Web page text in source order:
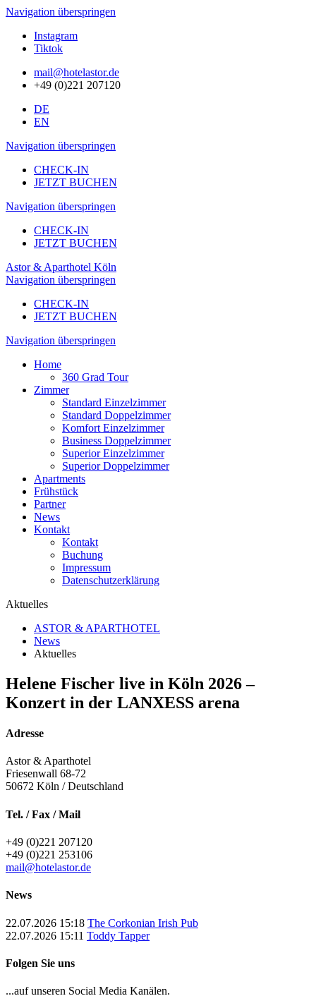
Navigation überspringen
Instagram
Tiktok
mail@hotelastor.de
+49 (0)221 207120
DE
EN
Navigation überspringen
CHECK-IN
JETZT BUCHEN
Navigation überspringen
CHECK-IN
JETZT BUCHEN
Astor & Aparthotel Köln
Navigation überspringen
CHECK-IN
JETZT BUCHEN
Navigation überspringen
Home
360 Grad Tour
Zimmer
Standard Einzelzimmer
Standard Doppelzimmer
Komfort Einzelzimmer
Business Doppelzimmer
Superior Einzelzimmer
Superior Doppelzimmer
Apartments
Frühstück
Partner
News
Kontakt
Kontakt
Buchung
Impressum
Datenschutzerklärung
Aktuelles
ASTOR & APARTHOTEL
News
Aktuelles
Helene Fischer live in Köln 2026 –
Konzert in der LANXESS arena
Adresse
Astor & Aparthotel
Friesenwall 68-72
50672 Köln / Deutschland
Tel. / Fax / Mail
+49 (0)221 207120
+49 (0)221 253106
mail@hotelastor.de
News
22.07.2026 15:18 The Corkonian Irish Pub
22.07.2026 15:11 Toddy Tapper
Folgen Sie uns
...auf unseren Social Media Kanälen.